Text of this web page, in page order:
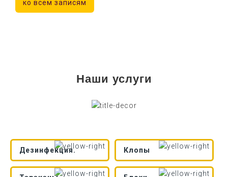
ко всем записям
Наши услуги
Дезинфекция. Клопы